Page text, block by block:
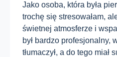
Jako osoba, która była
trochę się stresowałam,
świetnej atmosferze i
był bardzo profesjonalny,
tłumaczył, a do tego miał